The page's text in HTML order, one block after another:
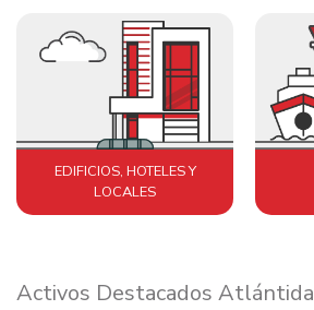
EDIFICIOS, HOTELES Y
LOCALES
Activos Destacados Atlántida